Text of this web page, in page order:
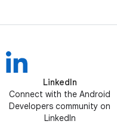
LinkedIn
Connect with the Android
Developers community on
LinkedIn